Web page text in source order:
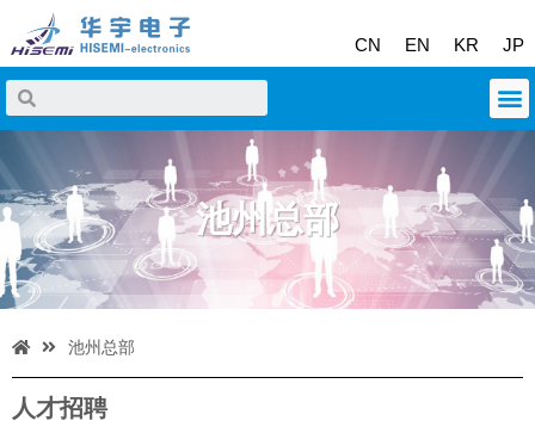
CN EN KR JP
池州总部
人才招聘
池州总部